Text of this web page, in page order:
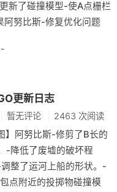
新了碰撞模型-使A点栅栏
努比斯-修复优化问题
更新日志
暂无评论 2463 次阅读
】阿努比斯-修剪了B长的
-降低了废墟的破坏程
整了运河上船的形状。-
点附近的投掷物碰撞模